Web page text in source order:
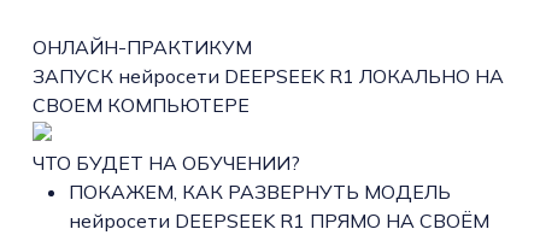
ОНЛАЙН-ПРАКТИКУМ
ЗАПУСК нейросети DEEPSEEK R1 ЛОКАЛЬНО НА
СВОЕМ КОМПЬЮТЕРЕ
ЧТО БУДЕТ НА ОБУЧЕНИИ?
ПОКАЖЕМ, КАК РАЗВЕРНУТЬ МОДЕЛЬ
нейросети DEEPSEEK R1 ПРЯМО НА СВОЁМ